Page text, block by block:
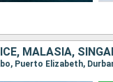
MALASIA,